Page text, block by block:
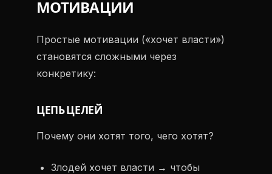
МОТИВАЦИИ
Простые мотивации («хочет власти»)
становятся сложными через
конкретику:
ЦЕПЬ ЦЕЛЕЙ
Почему они хотят того, чего хотят?
Злодей хочет власти → чтобы